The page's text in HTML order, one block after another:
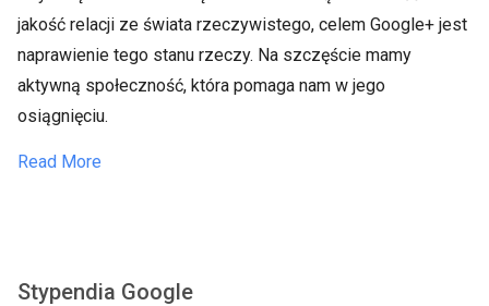
jakość relacji ze świata rzeczywistego, celem Google+ jest
naprawienie tego stanu rzeczy. Na szczęście mamy
aktywną społeczność, która pomaga nam w jego
osiągnięciu.
Read More
Stypendia Google